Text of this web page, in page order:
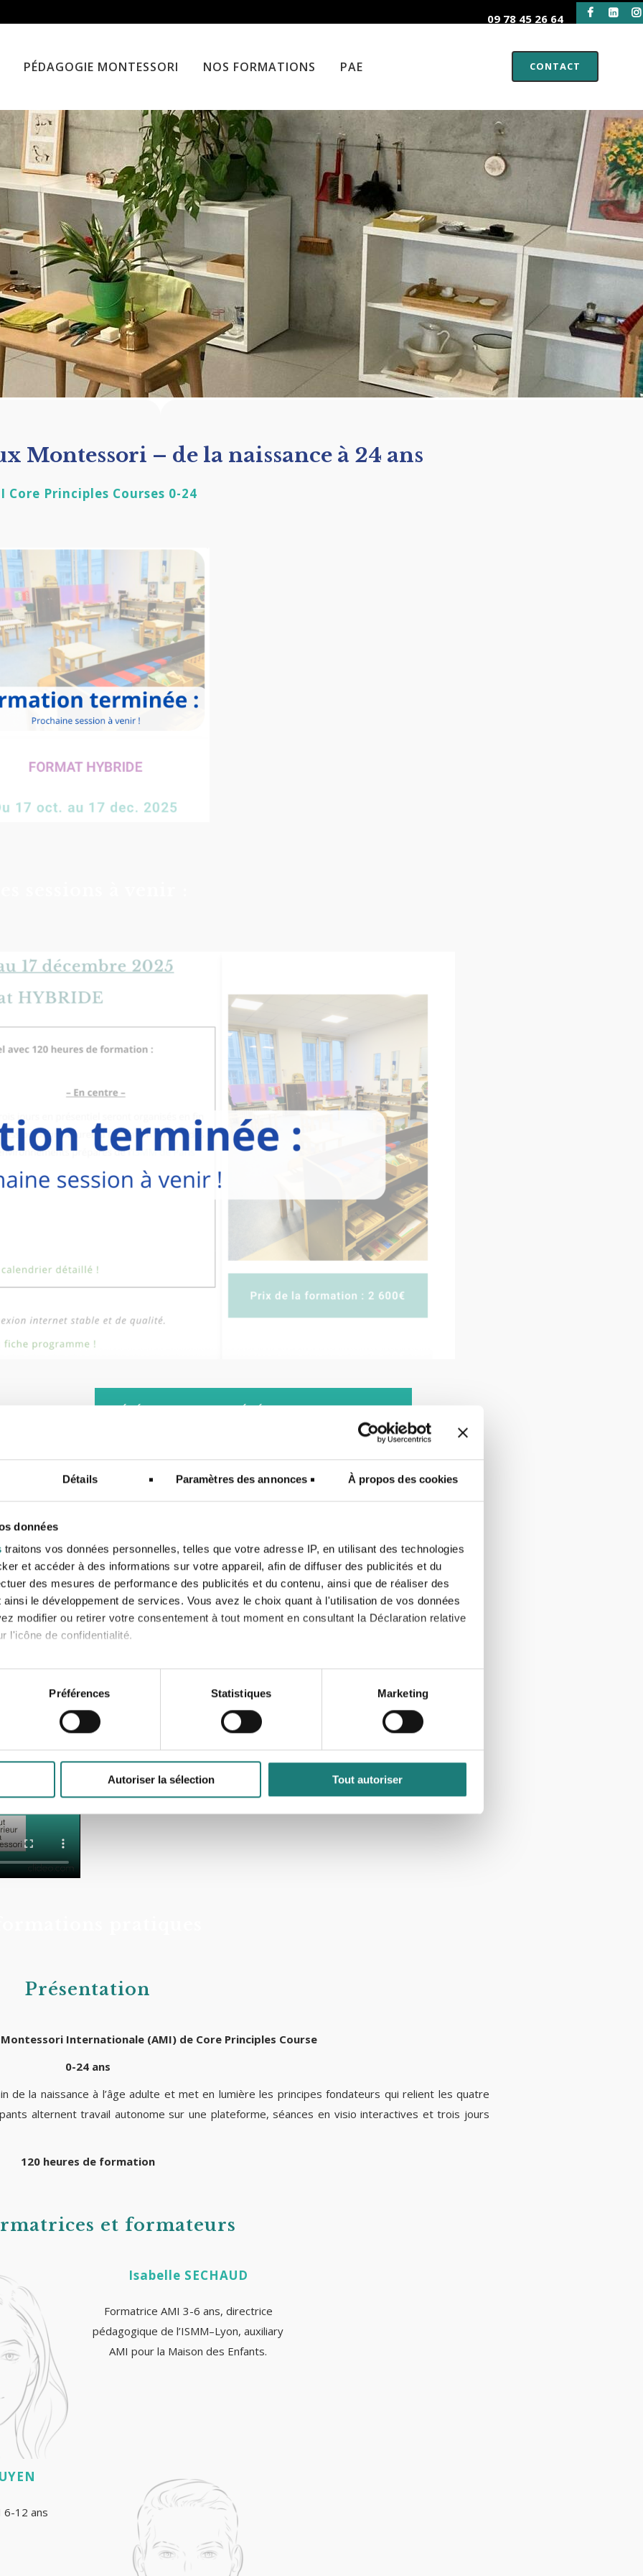
Détails Paramètres des annonces À propos des cookies
données
traitons vos données personnelles, telles que votre adresse IP, en utilisant des technologies
et accéder à des informations sur votre appareil, afin de diffuser des publicités et du
des mesures de performance des publicités et du contenu, ainsi que de réaliser des
ainsi le développement de services. Vous avez le choix quant à l'utilisation de vos données
modifier ou retirer votre consentement à tout moment en consultant la Déclaration relative
l'icône de confidentialité.
de vos données personnelles et définir vos préférences, reportez-vous à lasection «
ou retirer votre consentement à tout moment à partir de la déclaration sur les cookies.
personnaliser le contenu et les annonces, d'offrir des fonctionnalités relatives aux médias
ont collectées lors de votre utilisation de leurs services.
Préférences Statistiques Marketing
Autoriser la sélection Tout autoriser
09 78 45 26 64
CONTACT
PÉDAGOGIE MONTESSORI NOS FORMATIONS PAE
Montessori – de la naissance à 24 ans
Core Principles Courses 0-24
TÉLÉCHARGEZ LE PRÉCÉDENT PROGRAMME !
Allan NGUYEN, formateur
AMI pour
l’école élémentaire (6/12
ans)
Présentation
Internationale (AMI) de Core Principles Course
0-24 ans
de la naissance à l’âge adulte et met en lumière les principes fondateurs qui relient les quatre
alternent travail autonome sur une plateforme, séances en visio interactives et trois jours
120 heures de formation
et formateurs
Isabelle SECHAUD
Formatrice AMI 3-6 ans, directrice
pédagogique de l’ISMM–Lyon, auxiliary
AMI pour la Maison des Enfants.
6-12 ans